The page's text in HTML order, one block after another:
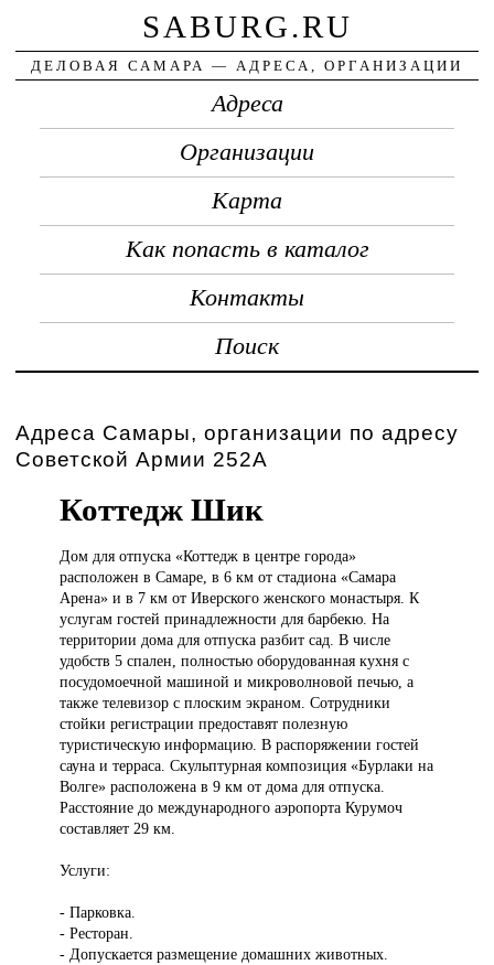
SABURG.RU
ДЕЛОВАЯ САМАРА — АДРЕСА, ОРГАНИЗАЦИИ
Адреса
Организации
Карта
Как попасть в каталог
Контакты
Поиск
Адреса Самары, организации по адресу
Советской Армии 252А
Коттедж Шик
Дом дляотпуска «Коттедж в центре города»
расположен в Самаре, в 6 км от стадиона «Самара
Арена» и в 7 км от Иверского женского монастыря. К
услугам гостей принадлежности для барбекю. На
территории дома для отпуска разбит сад. В числе
удобств 5 спален, полностью оборудованная кухня с
посудомоечной машиной и микроволновой печью, а
также телевизор с плоским экраном. Сотрудники
стойки регистрации предоставят полезную
туристическую информацию. В распоряжении гостей
сауна и терраса. Скульптурная композиция «Бурлаки на
Волге» расположена в 9 км от дома для отпуска.
Расстояние до международного аэропорта Курумоч
составляет 29 км.
Услуги:
- Парковка.
- Ресторан.
- Допускается размещение домашних животных.